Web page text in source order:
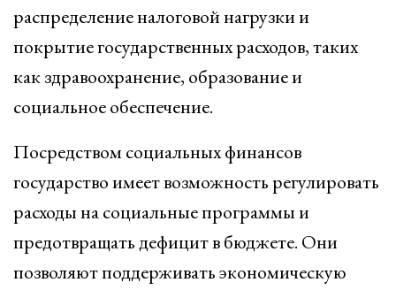
распределение налоговой нагрузки и
покрытие государственных расходов, таких
как здравоохранение, образование и
социальное обеспечение.
Посредством социальных финансов
государство имеет возможность регулировать
расходы на социальные программы и
предотвращать дефицит в бюджете. Они
позволяют поддерживать экономическую